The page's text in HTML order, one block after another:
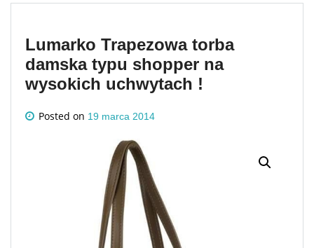
Lumarko Trapezowa torba
damska typu shopper na
wysokich uchwytach !
Posted on 19 marca 2014